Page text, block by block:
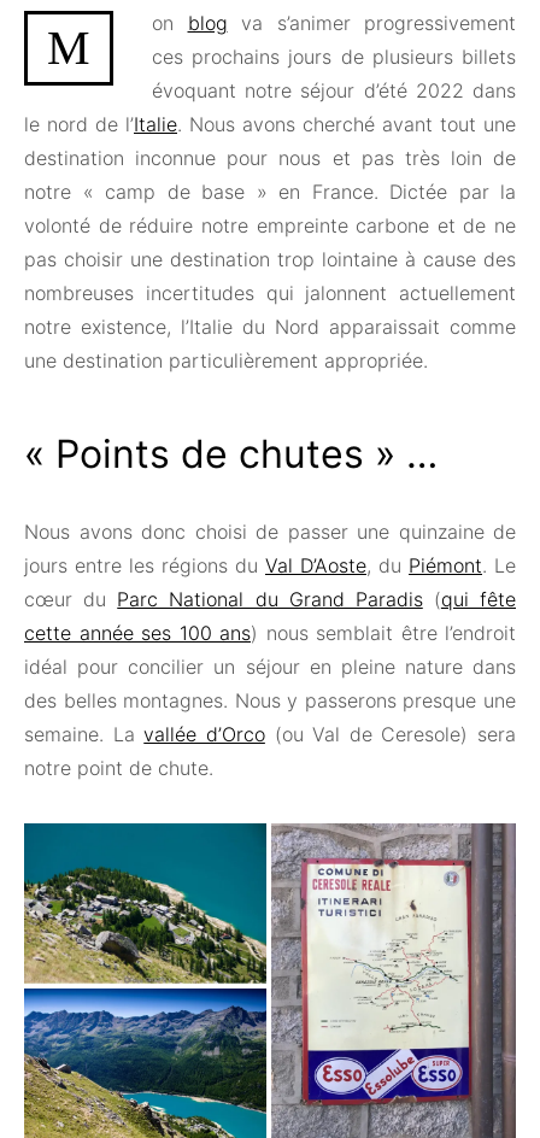
M on blog va s’animer progressivement
ces prochains jours de plusieurs billets
évoquant notre séjour d’été 2022 dans
le nord de l’Italie. Nous avons cherché avant tout une
destination inconnue pour nous et pas très loin de
notre « camp de base » en France. Dictée par la
volonté de réduire notre empreinte carbone et de ne
pas choisir une destination trop lointaine à cause des
nombreuses incertitudes qui jalonnent actuellement
notre existence, l’Italie du Nord apparaissait comme
une destination particulièrement appropriée.
« Points de chutes » …
Nous avons donc choisi de passer une quinzaine de
jours entre les régions du Val D’Aoste, du Piémont. Le
cœur du Parc National du Grand Paradis(qui fête
cette année ses 100 ans) nous semblait être l’endroit
idéal pour concilier un séjour en pleine nature dans
des belles montagnes. Nous y passerons presque une
semaine. Lavallée d’Orco(ou Val de Ceresole) sera
notre point de chute.